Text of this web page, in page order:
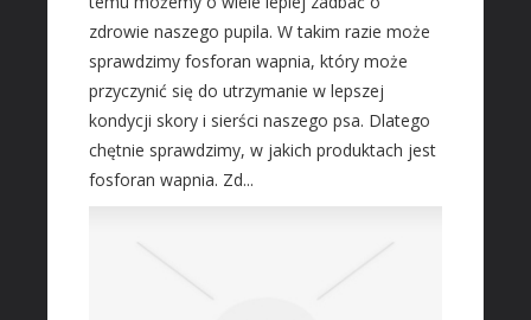
Leczenie
Salony Kosmetyczne
Sprzęt Medyczny
SOFTWARE
Oprogramowanie
Strony Internetowe
zdrowie naszego pupila. W takim razie może
sprawdzimy fosforan wapnia, który może
przyczynić się do utrzymanie w lepszej
kondycji skory i sierści naszego psa. Dlatego
chętnie sprawdzimy, w jakich produktach jest
fosforan wapnia. Zd...